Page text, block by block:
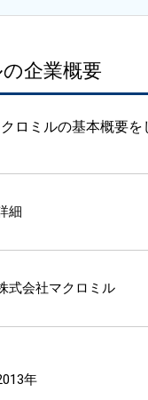
企業概要
ロミルの基本概要を
細
式会社マクロミル
年